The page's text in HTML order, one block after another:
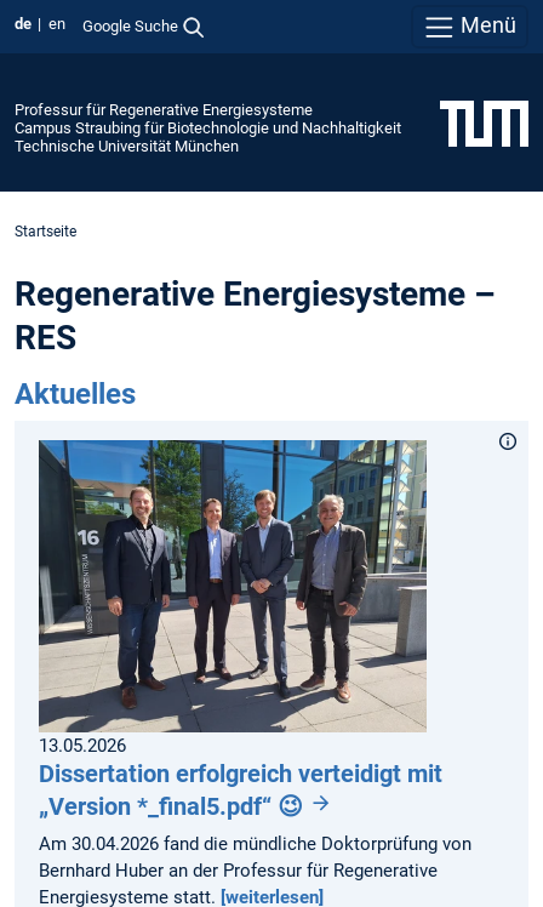
de en Google Suche Menü
Professur für Regenerative Energiesysteme
Campus Straubing für Biotechnologie und Nachhaltigkeit
Technische Universität München
Startseite
Regenerative Energiesysteme ­­–
RES
Aktuelles
13.05.2026
Dissertation erfolgreich verteidigt mit
„Version *_final5.pdf“ 😉
Am 30.04.2026 fand die mündliche Doktorprüfung von
Bernhard Huber an der Professur für Regenerative
Energiesysteme statt. [weiterlesen]